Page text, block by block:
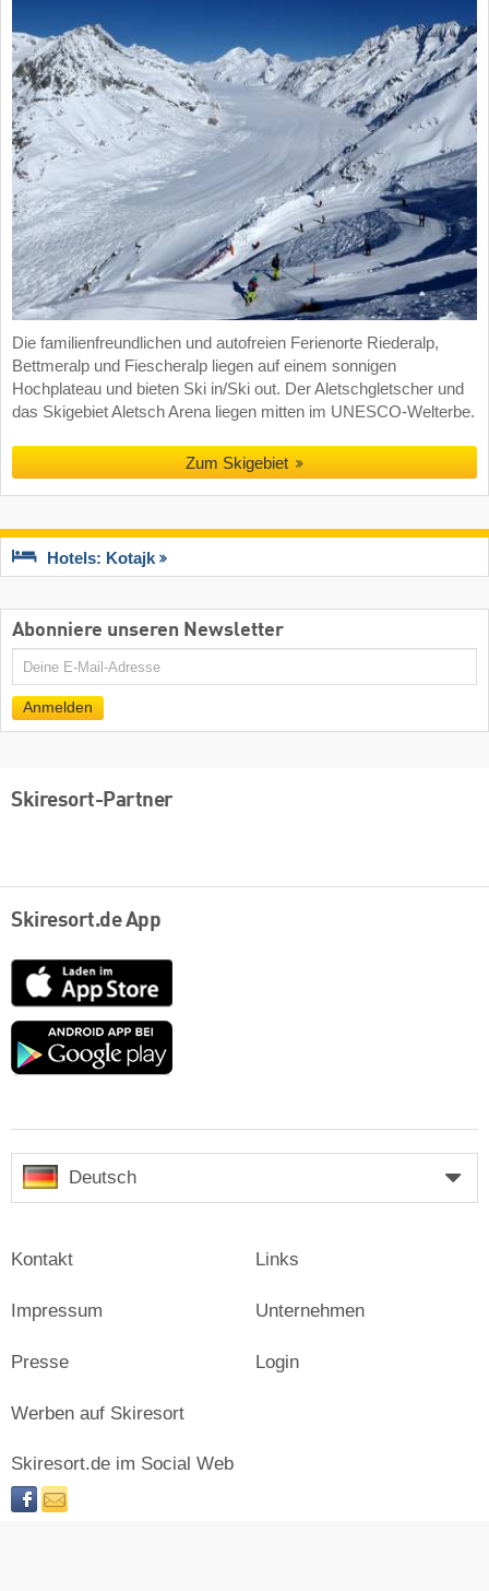
Die familienfreundlichen und autofreien Ferienorte Riederalp,
Bettmeralp und Fiescheralp liegen auf einem sonnigen
Hochplateau und bieten Ski in/Ski out. Der Aletschgletscher und
das Skigebiet Aletsch Arena liegen mitten im UNESCO-Welterbe.
Zum Skigebiet
Hotels: Kotajk
Abonniere unseren Newsletter
E-
Anmelden
Skiresort-Partner
Skiresort.de App
App
Store
Google
Deutsch
Kontakt
Impressum
Presse
Links
Unternehmen
Login
Werben auf Skiresort
Skiresort.de im Social Web
facebooknewsletter